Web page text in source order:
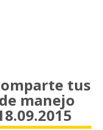
tus
manejo